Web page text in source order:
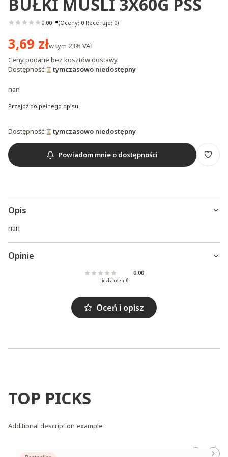
0.00 (Oceny: 0 Recenzje: 0)
Cena
3,69 złw tym 23% VAT
Ceny podane bez kosztów dostawy.
Dostępność:
tymczasowo niedostępny
nan
Przejdź do pełnego opisu
Dostępność: tymczasowo niedostępny
Powiadom mnie o dostępności
Opis
nan
Opinie
0.00
Liczba ocen: 0
Oceń i opisz
TOP PICKS
Additional description example